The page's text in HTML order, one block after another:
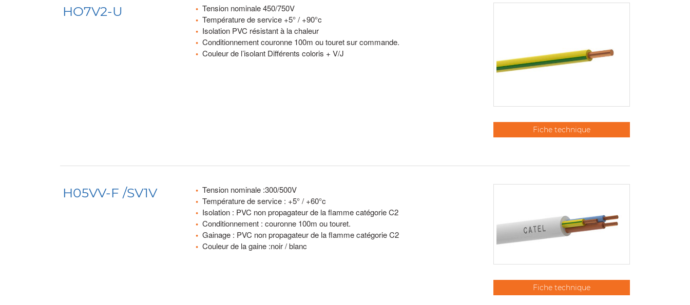
HO7V2-U
Tension nominale 450/750V
Température de service +5° / +90°c
Isolation PVC résistant à la chaleur
Conditionnement couronne 100m ou touret sur commande.
Couleur de l’isolant Différents coloris + V/J
Fiche technique
H05VV-F /SV1V
Tension nominale :300/500V
Température de service : +5° / +60°c
Isolation : PVC non propagateur de la flamme catégorie C2
Conditionnement : couronne 100m ou touret.
Gainage : PVC non propagateur de la flamme catégorie C2
Couleur de la gaine :noir / blanc
Fiche technique